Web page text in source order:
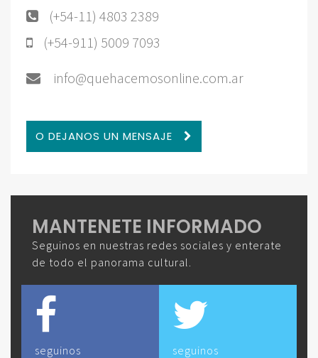
(+54-11) 4803 2389
(+54-911) 5009 7093
info@quehacemosonline.com.ar
O DEJANOS UN MENSAJE
MANTENETE INFORMADO
Seguinos en nuestras redes sociales y enterate
de todo el panorama cultural.
seguinos seguinos